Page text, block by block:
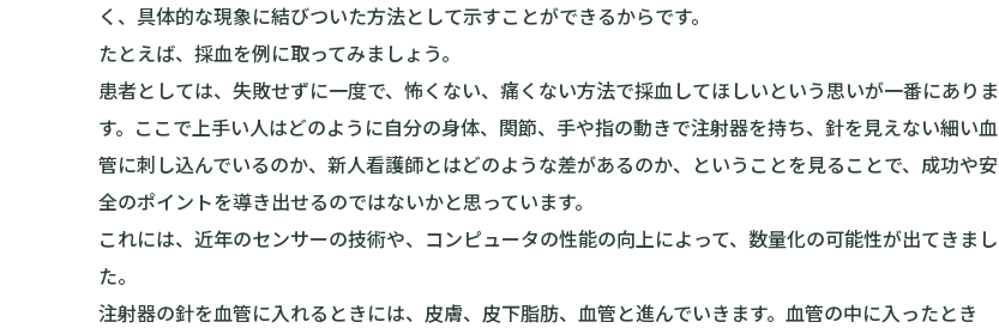
く、具体的な現象に結びついた方法として示すことができるからです。
たとえば、採血を例に取ってみましょう。
患者としては、失敗せずに一度で、怖くない、痛くない方法で採血してほしいという思いが一番にありま
す。ここで上手い人はどのように自分の身体、関節、手や指の動きで注射器を持ち、針を見えない細い血
管に刺し込んでいるのか、新人看護師とはどのような差があるのか、ということを見ることで、成功や安
全のポイントを導き出せるのではないかと思っています。
これには、近年のセンサーの技術や、コンピュータの性能の向上によって、数量化の可能性が出てきまし
た。
注射器の針を血管に入れるときには、皮膚、皮下脂肪、血管と進んでいきます。血管の中に入ったとき